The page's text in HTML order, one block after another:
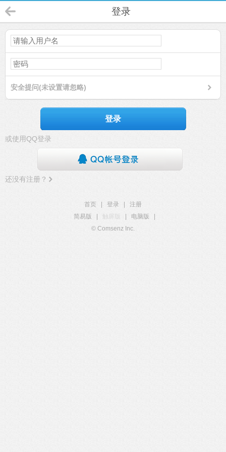
登录
安全提问(未设置请忽略)
登录
或使用QQ登录
还没有注册？
首页 登录
注册
简易版
触屏版 电脑版
© Comsenz Inc.